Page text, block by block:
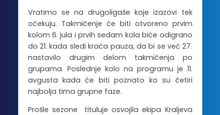
Vratimo se na drugoligaše koje izazovi tek
očekuju. Takmičenje će biti otvoreno prvim
kolom 6. jula i prvih sedam kola biće odigrano
do 21. kada sledi kraća pauza, da bi se već 27.
nastavilo drugim delom takmičenja po
grupama. Poslednje kolo na programu je 11.
avgusta kada će biti poznato ko su četiri
najbolja tima grupne faze.
Prošle sezone tituluje osvojila ekipa Kraljeva